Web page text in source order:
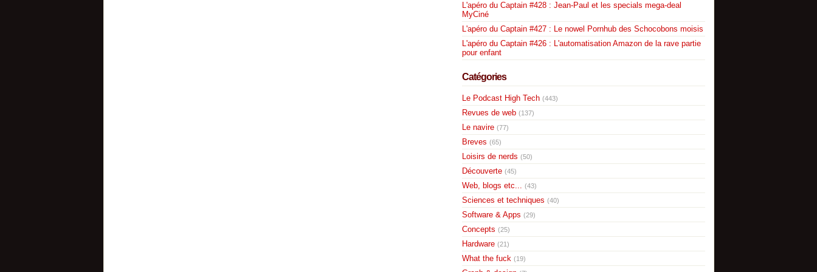
L'apéro du Captain #428 : Jean-Paul et les specials mega-deal
MyCiné
L'apéro du Captain #427 : Le nowel Pornhub des Schocobons moisis
L'apéro du Captain #426 : L'automatisation Amazon de la rave partie
pour enfant
Catégories
Le Podcast High Tech (443)
Revues de web (137)
Le navire (77)
Breves (65)
Loisirs de nerds (50)
Découverte (45)
Web, blogs etc... (43)
Sciences et techniques (40)
Software & Apps (29)
Concepts (25)
Hardware (21)
What the fuck (19)